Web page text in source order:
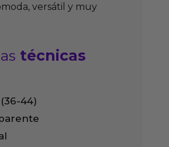
versátil y muy
técnicas
44)